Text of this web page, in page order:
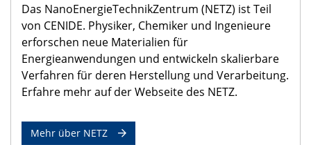
Das NanoEnergieTechnikZentrum (NETZ) ist Teil
von CENIDE. Physiker, Chemiker und Ingenieure
erforschen neue Materialien für
Energieanwendungen und entwickeln skalierbare
Verfahren für deren Herstellung und Verarbeitung.
Erfahre mehr auf der Webseite des NETZ.
Mehr über NETZ